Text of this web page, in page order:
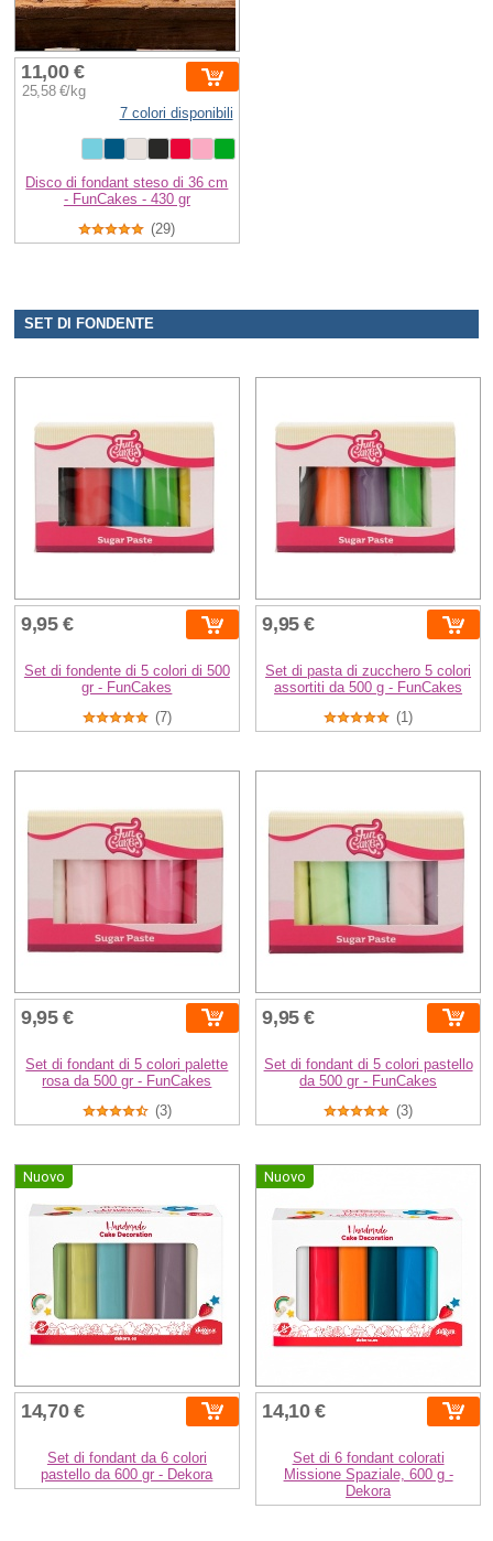
11,00 €
25,58 €/kg
7 colori disponibili
Disco di fondant steso di 36 cm
- FunCakes - 430 gr
(29)
SET DI FONDENTE
9,95 €
Set di fondente di 5 colori di 500
gr - FunCakes
(7)
9,95 €
Set di pasta di zucchero 5 colori
assortiti da 500 g - FunCakes
(1)
9,95 €
Set di fondant di 5 colori palette
rosa da 500 gr - FunCakes
(3)
9,95 €
Set di fondant di 5 colori pastello
da 500 gr - FunCakes
(3)
Nuovo
14,70 €
Set di fondant da 6 colori
pastello da 600 gr - Dekora
Nuovo
14,10 €
Set di 6 fondant colorati
Missione Spaziale, 600 g -
Dekora